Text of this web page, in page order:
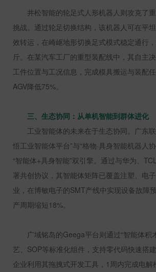
井松智能的轮足式人形机器人则攻克了
挑战。通过轮足切换结构，该机器人可在平
效转运，在崎岖地形切换足式模式稳定通行
斤。在某汽车工厂的重型装配线中，其自主
工件位置与工况信息，完成模具搬运与装配
AGV降低75%
三、生态协同：从单机智能到群体进化
工业智能体的未来在于生态协同。广东联
悟工业智能体平台”与“格物·具身智能机器人
“智能体+具身智能”双引擎。通过与华为、 TCL
署共创协议，其智能体矩阵已覆盖注塑、电
业，在博敏电子的SMT产线中实现设备故障
产周期缩短18%
广域铭岛的Geega平台则通过“智能体积
艺、 SOP等标准化组件，支持零代码快速搭
企业利用其拖拽式开发工具， 1 周内完成电解